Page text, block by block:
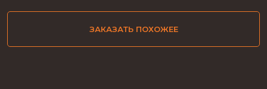
ЗАКАЗАТЬ ПОХОЖЕЕ